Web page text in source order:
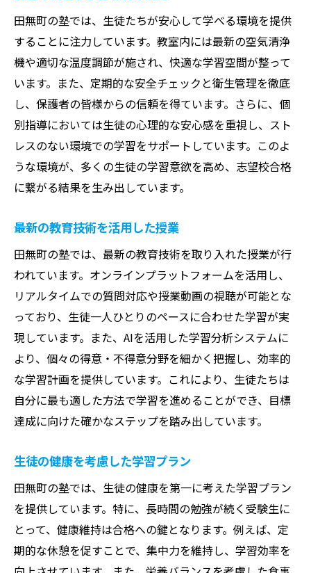
田無町の塾では、生徒たちが安心して学べる環境を提供
することに注力しています。教室内には最新の空気清浄
機や適切な温度調節が施され、快適な学習空間が整って
います。また、定期的な安全チェックと衛生管理を徹底
し、保護者の皆様からの信頼を得ています。さらに、個
別指導においては生徒の心理的な安心感を重視し、スト
レスのない環境での学習をサポートしています。このよ
うな環境が、多くの生徒の学習意欲を高め、志望校合格
に繋がる結果を生み出しています。
最新の教育技術を活用した授業
田無町の塾では、最新の教育技術を取り入れた授業が行
われています。オンラインプラットフォームを活用し、
リアルタイムでの質問対応や授業動画の視聴が可能とな
っており、生徒一人ひとりのペースに合わせた学習が実
現しています。また、AIを活用した学習分析システムに
より、個々の得意・不得意分野を細かく把握し、効率的
な学習計画を提供しています。これにより、生徒たちは
自分に最も適した方法で学習を進めることができ、目標
達成に向けた確かなステップを踏み出しています。
生徒の健康を考慮した学習プラン
田無町の塾では、生徒の健康を第一に考えた学習プラン
を提供しています。特に、長時間の勉強が続く受験生に
とって、健康維持は合格への鍵となります。例えば、定
期的な休憩を促すことで、集中力を維持し、学習効率を